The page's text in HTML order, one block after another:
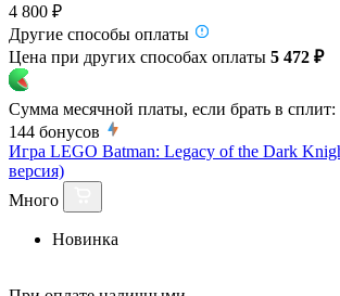
4 800 ₽
Другие способы оплаты
Цена при других способах оплаты 5 472 ₽
Сумма месячной платы, если брать в сплит:
144 бонусов
Игра LEGO Batman: Legacy of the Dark
версия)
Много
Новинка